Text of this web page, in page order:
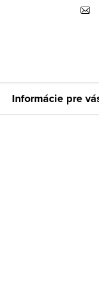
Informácie pre